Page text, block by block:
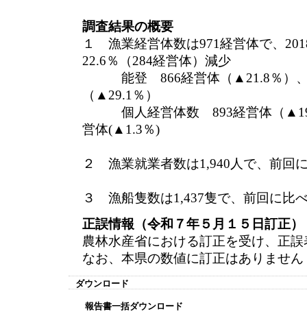
調査結果の概要
１ 漁業経営体数は971経営体で、
22.6％（284経営体）減少
能登 866経営体（▲21.8％）、
（▲29.1％）
個人経営体数 893経営体（
営体(▲1.3％)
２ 漁業就業者数は1,940人で、前回
３ 漁船隻数は1,437隻で、前回に比
正誤情報（令和７年５月１５日訂正）
農林水産省における訂正を受け、正
なお、本県の数値に訂正はありませ
ダウンロード
報告書一括ダウンロード